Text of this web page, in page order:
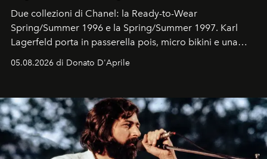
Due collezioni di Chanel: la Ready-to-Wear
Spring/Summer 1996 e la Spring/Summer 1997. Karl
Lagerfeld porta in passerella pois, micro bikini e una
logomania pensata per la spiaggia
Kate, Claudia e Carla una dietro l'altra. Trent'anni dopo,
uno dei documenti più contemporanei che abbiamo.
05.08.2026 di Donato D'Aprile